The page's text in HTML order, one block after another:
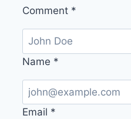
Comment *
Name *
Email *